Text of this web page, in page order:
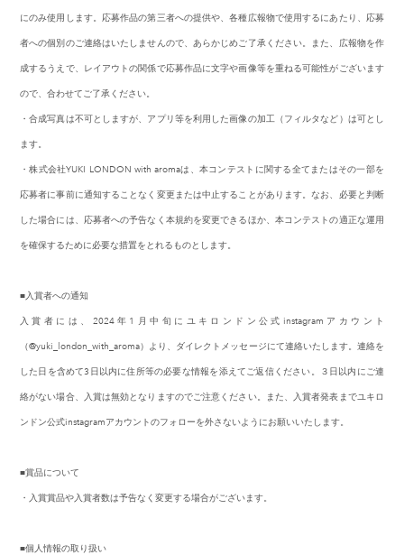
にのみ使用します。応募作品の第三者への提供や、各種広報物で使用するにあたり、応募
者への個別のご連絡はいたしませんので、あらかじめご了承ください。また、広報物を作
成するうえで、レイアウトの関係で応募作品に文字や画像等を重ねる可能性がございます
ので、合わせてご了承ください。
・合成写真は不可としますが、アプリ等を利用した画像の加工（フィルタなど）は可とし
ます。
・株式会社YUKI LONDON with aromaは、本コンテストに関する全てまたはその一部を
応募者に事前に通知することなく変更または中止することがあります。なお、必要と判断
した場合には、応募者への予告なく本規約を変更できるほか、本コンテストの適正な運用
を確保するために必要な措置をとれるものとします。
■入賞者への通知
入賞者には、2024年1月中旬にユキロンドン公式instagramアカウント
（@yuki_london_with_aroma）より、ダイレクトメッセージにて連絡いたします。連絡を
した日を含めて3日以内に住所等の必要な情報を添えてご返信ください。３日以内にご連
絡がない場合、入賞は無効となりますのでご注意ください。また、入賞者発表までユキロ
ンドン公式instagramアカウントのフォローを外さないようにお願いいたします。
■賞品について
・入賞賞品や入賞者数は予告なく変更する場合がございます。
■個人情報の取り扱い